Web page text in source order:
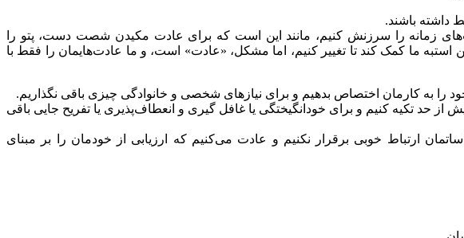
داشته باشند.
زمانه را سرزنش کنیم، مانند این است که برای عادت مکیدن شصت دست، پتو را
ما کمک کند تا تغییر کنیم، اما مشکل، «عادت» است، و ما عادت‌هایمان را فقط با
به کارمان اختصاص بدهیم و برای نیازهای شخصی و خانوادگی چیزی باقی نگذاریم.
حد تکیه کنیم و برای خودانگیختگی یا غافل گیری و انعطاف‌پذیری یا تفریح جایی باقی
ارتباط خوبی برقرار نکنیم و عادت می‌کنیم که ارزیابی از خودمان را بر مبنای